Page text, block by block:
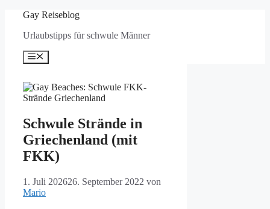
springen
Gay Reiseblog
Urlaubstipps für schwule Männer
Menü
Schwule Strände in
Griechenland (mit
FKK)
1. Juli 202626. September 2022 von
Mario